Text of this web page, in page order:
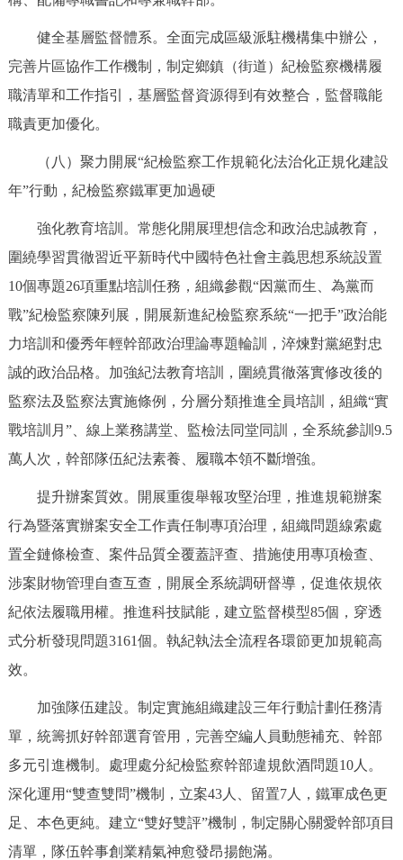
健全基層監督體系。全面完成區級派駐機構集中辦公，
完善片區協作工作機制，制定鄉鎮（街道）紀檢監察機構履
職清單和工作指引，基層監督資源得到有效整合，監督職能
職責更加優化。
（八）聚力開展“紀檢監察工作規範化法治化正規化建設
年”行動，紀檢監察鐵軍更加過硬
強化教育培訓。常態化開展理想信念和政治忠誠教育，
圍繞學習貫徹習近平新時代中國特色社會主義思想系統設置
10個專題26項重點培訓任務，組織參觀“因黨而生、為黨而
戰”紀檢監察陳列展，開展新進紀檢監察系統“一把手”政治能
力培訓和優秀年輕幹部政治理論專題輪訓，淬煉對黨絕對忠
誠的政治品格。加強紀法教育培訓，圍繞貫徹落實修改後的
監察法及監察法實施條例，分層分類推進全員培訓，組織“實
戰培訓月”、線上業務講堂、監檢法同堂同訓，全系統參訓9.5
萬人次，幹部隊伍紀法素養、履職本領不斷增強。
提升辦案質效。開展重復舉報攻堅治理，推進規範辦案
行為暨落實辦案安全工作責任制專項治理，組織問題線索處
置全鏈條檢查、案件品質全覆蓋評查、措施使用專項檢查、
涉案財物管理自查互查，開展全系統調研督導，促進依規依
紀依法履職用權。推進科技賦能，建立監督模型85個，穿透
式分析發現問題3161個。執紀執法全流程各環節更加規範高
效。
加強隊伍建設。制定實施組織建設三年行動計劃任務清
單，統籌抓好幹部選育管用，完善空編人員動態補充、幹部
多元引進機制。處理處分紀檢監察幹部違規飲酒問題10人。
深化運用“雙查雙問”機制，立案43人、留置7人，鐵軍成色更
足、本色更純。建立“雙好雙評”機制，制定關心關愛幹部項目
清單，隊伍幹事創業精氣神愈發昂揚飽滿。